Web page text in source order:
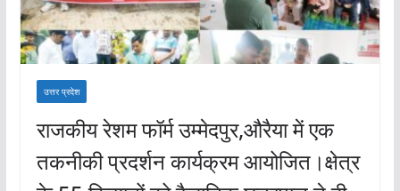
उत्तर प्रदेश
राजकीय रेशम फॉर्म उम्मेदपुर,औरैया में एक
तकनीकी प्रदर्शन कार्यक्रम आयोजित।क्षेत्र